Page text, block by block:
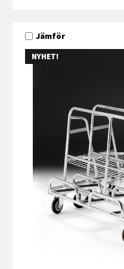
NYHET!
Jämför